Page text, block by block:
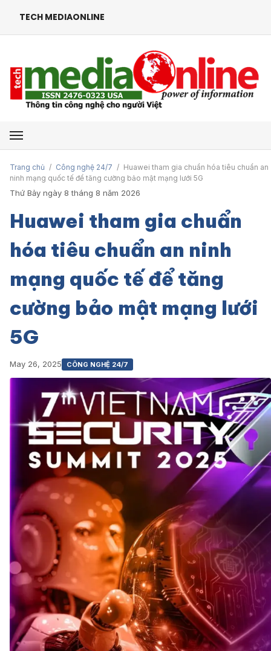
TECH MEDIAONLINE
Mở menu
Trang chủ / Công nghệ 24/7 / Huawei tham gia chuẩn hóa tiêu chuẩn an
ninh mạng quốc tế để tăng cường bảo mật mạng lưới 5G
Thứ Bảy ngày 8 tháng 8 năm 2026
Huawei tham gia chuẩn
hóa tiêu chuẩn an ninh
mạng quốc tế để tăng
cường bảo mật mạng lưới
5G
May 26, 2025 CÔNG NGHỆ 24/7